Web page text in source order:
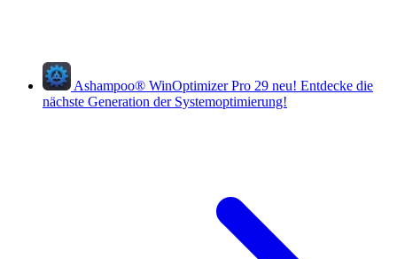
Ashampoo® WinOptimizer Pro 29 neu! Entdecke die
nächste Generation der Systemoptimierung!